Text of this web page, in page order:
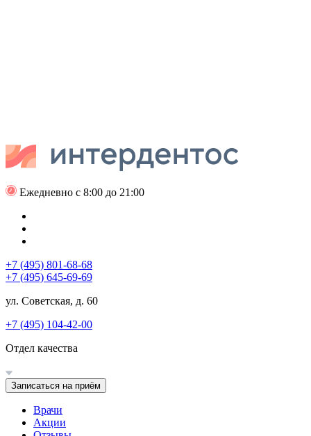
Ежедневно с 8:00 до 21:00
+7 (495) 801-68-68
+7 (495) 645-69-69
ул. Советская, д. 60
+7 (495) 104-42-00
Отдел качества
Записаться на приём
Врачи
Акции